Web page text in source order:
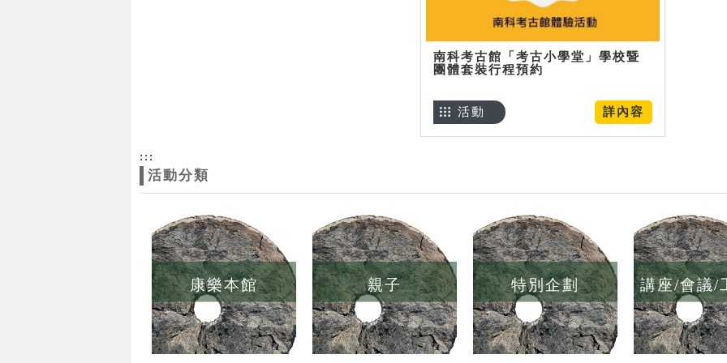
南科考古館「考古小學堂」學校暨
團體套裝行程預約
詳內容
活動
:::
活動分類
康樂本館 親子 特別企劃 講座/會議/